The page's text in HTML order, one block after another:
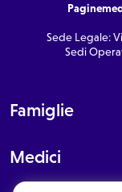
Sede Legale:
Sedi
Famiglie
Medici